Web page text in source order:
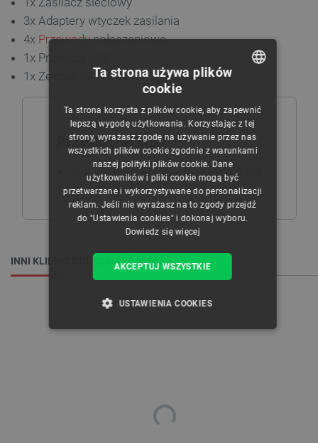
3x Adaptery wtyczek zasilania
4x Przewodypołączeniowe
1x Przewód USB
1x Zestaw elementów montażowych
Przydatne linki
Dokumentacja techniczna kontrolera
INNI KLIENCI OGLĄDALI RÓWNIEŻ:
CZECH
ENGLISH
GERMAN
Ta strona używa plików
cookie
Ta strona korzysta z plików cookie, aby zapewnić
lepszą wygodę użytkowania. Korzystając z tej
strony, wyrażasz zgodę na używanie przez nas
wszystkich plików cookie zgodnie z warunkami
naszej polityki plików cookie. Dane
użytkowników i pliki cookie mogą być
przetwarzane i wykorzystywane do personalizacji
reklam. Jeśli nie wyrażasz na to zgody przejdź
do "Ustawienia cookies" i dokonaj wyboru.
Dowiedz się więcej
AKCEPTUJ WSZYSTKIE
USTAWIENIA COOKIES